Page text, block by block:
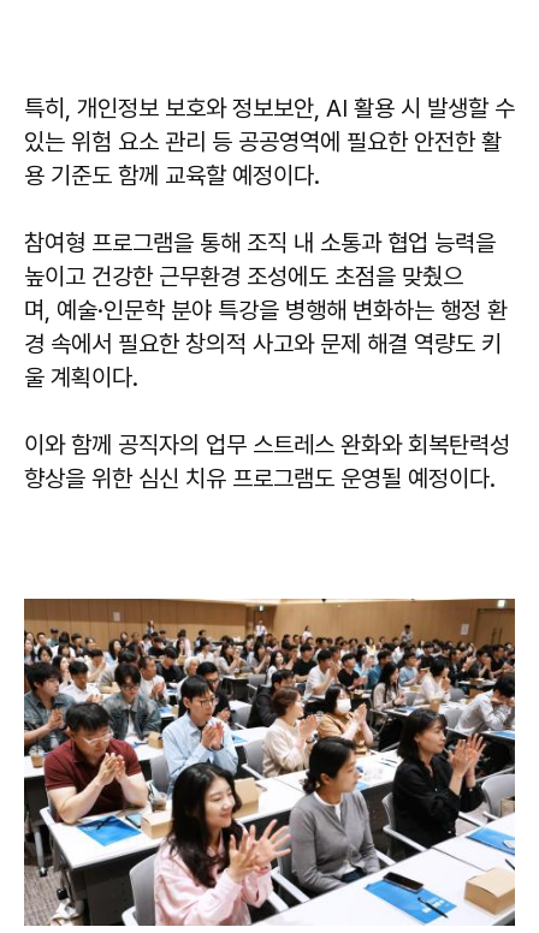
특히, 개인정보 보호와 정보보안, AI 활용 시 발생할 수
있는 위험 요소 관리 등 공공영역에 필요한 안전한 활
용 기준도 함께 교육할 예정이다.
참여형 프로그램을 통해 조직 내 소통과 협업 능력을
높이고 건강한 근무환경 조성에도 초점을 맞췄으
며, 예술·인문학 분야 특강을 병행해 변화하는 행정 환
경 속에서 필요한 창의적 사고와 문제 해결 역량도 키
울 계획이다.
이와 함께 공직자의 업무 스트레스 완화와 회복탄력성
향상을 위한 심신 치유 프로그램도 운영될 예정이다.